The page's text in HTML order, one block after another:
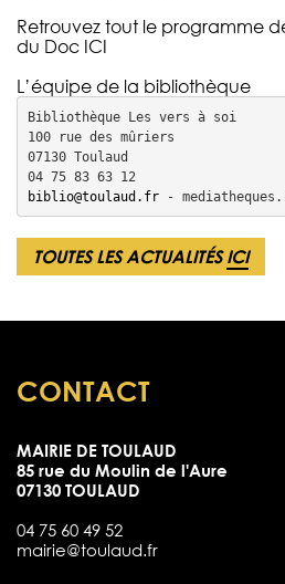
Retrouvez tout le programme
du Doc ICI
L’équipe de la bibliothèque
Bibliothèque Les vers à soi
100 rue des mûriers
07130 Toulaud
04 75 83 63 12
biblio@toulaud.fr -
TOUTES LES ACTUALITÉSICI
CONTACT
MAIRIE DE TOULAUD
85 rue du Moulin de l'Aure
07130 TOULAUD
04 75 60 49 52
mairie@toulaud.fr